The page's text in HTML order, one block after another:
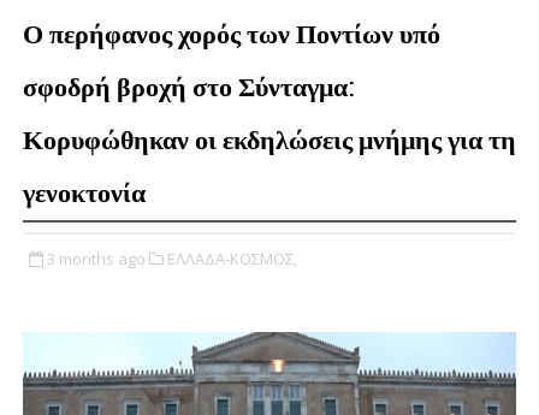
Ο περήφανος χορός των Ποντίων υπό
σφοδρή βροχή στο Σύνταγμα:
Κορυφώθηκαν οι εκδηλώσεις μνήμης για τη
γενοκτονία
3 months ago ΕΛΛΑΔΑ-ΚΟΣΜΟΣ,